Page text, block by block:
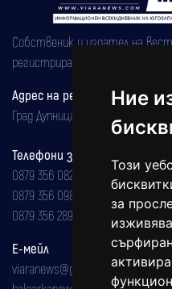
Ние
Този
за
Собственик и издател на
регистрирана на 08.05.2002
Адрес на редакцията
Град Дупница, ул.''Христо Ботев"
Телефони за реклама и
0879 356 082
0879 356 098
0879 356 289
Е-мейл
viaranews@gmail.com